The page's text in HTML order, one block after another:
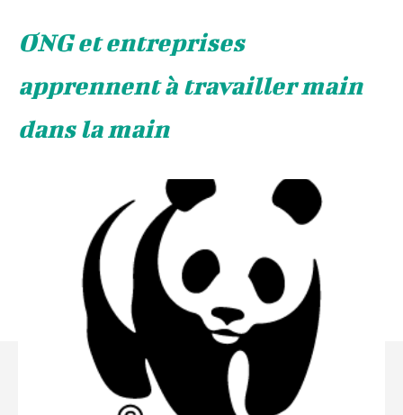
ONG et entreprises
apprennent à travailler main
dans la main